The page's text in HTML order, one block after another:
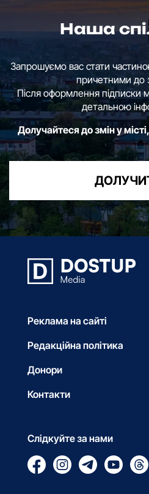
Наша
Запрошуємо вас стати
причетними до
Після оформлення підписки
детальною
Долучайтеся до змін у
Реклама на сайті
Редакційна політика
Донори
Контакти
Слідкуйте за нами